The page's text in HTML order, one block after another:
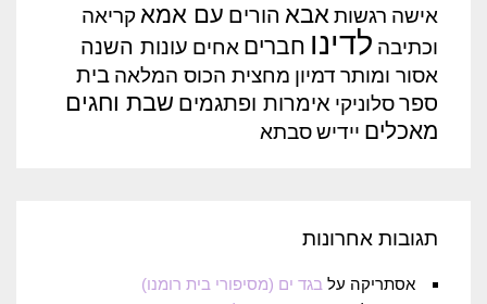
אישה רגשותאבא הורים עם אמאקריאה
וכתיבה לדינו חברים אחים עונות השנה
אסור ומותר דמיון מחצית הכוס המלאה בית
ספרסלוניקי אימרות ופתגמים שבת וחגים
מאכלים יידישסבתא
תגובות אחרונות
אסתריקה על בגד ים (מסיפורי בית רומנו)